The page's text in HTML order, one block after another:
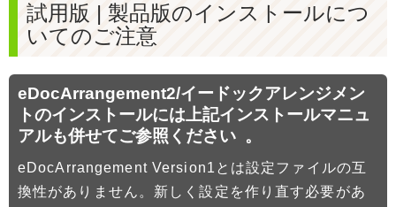
試用版 | 製品版のインストールにつ
いてのご注意
eDocArrangement2/イードックアレンジメン
トのインストールには上記インストールマニュ
アルも併せてご参照ください 。
eDocArrangement Version1とは設定ファイルの互
換性がありません。新しく設定を作り直す必要があ